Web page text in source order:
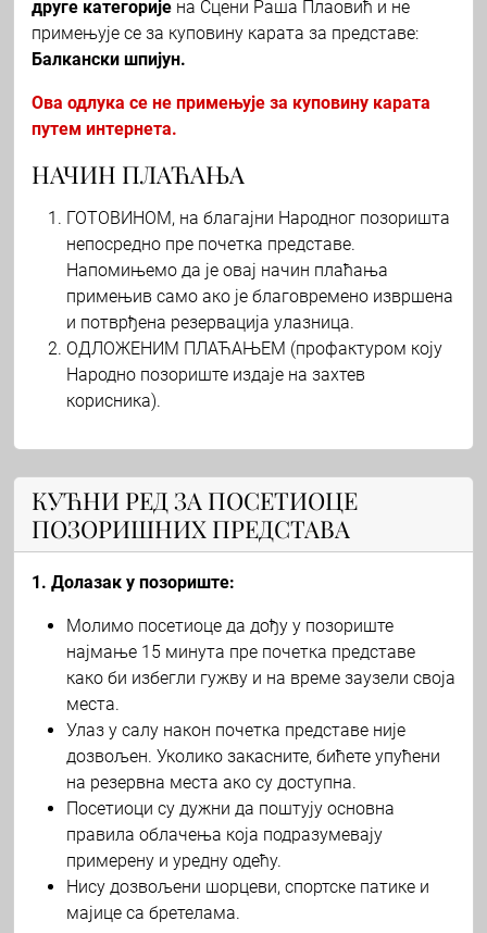
друге категорије на Сцени Раша Плаовић и не
примењује се за куповину карата за представе:
Балкански шпијун.
Ова одлука се не примењује за куповину карата
путем интернета.
НАЧИН ПЛАЋАЊА
ГОТОВИНОМ, на благајни Народног позоришта
непосредно пре почетка представе.
Напомињемо да је овај начин плаћања
примењив само ако је благовремено извршена
и потврђена резервација улазница.
ОДЛОЖЕНИМ ПЛАЋАЊЕМ (профактуром коју
Народно позориште издаје на захтев
корисника).
КУЋНИ РЕД ЗА ПОСЕТИОЦЕ
ПОЗОРИШНИХ ПРЕДСТАВА
1. Долазак у позориште:
Молимо посетиоце да дођу у позориште
најмање 15 минута пре почетка представе
како би избегли гужву и на време заузели своја
места.
Улаз у салу након почетка представе није
дозвољен. Уколико закасните, бићете упућени
на резервна места ако су доступна.
Посетиоци су дужни да поштују основна
правила облачења која подразумевају
примерену и уредну одећу.
Нису дозвољени шорцеви, спортске патике и
мајице са бретелама.